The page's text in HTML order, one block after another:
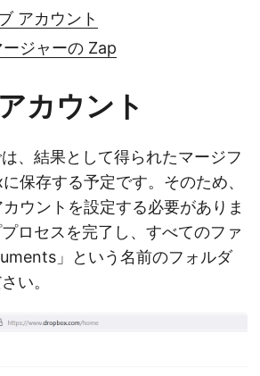
アカウント
ージャーの Zap
カウント
、結果として得られたマージフ
保存する予定です。そのため、
ウントを設定する必要がありま
ロセスを完了し、すべてのファ
」という名前のフォルダ
い。